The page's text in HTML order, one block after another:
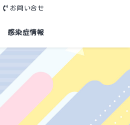
お問い合せ
感染症情報